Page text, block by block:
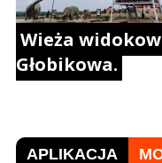
Wieża
Głobikowa.
APLIKACJA